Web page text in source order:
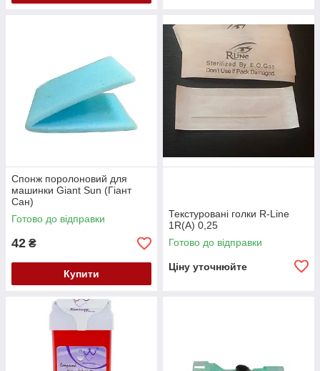
Спонж поролоновий для
машинки Giant Sun (Гіант
Сан)
Готово до відправки
42 ₴
Купити
Текстуровані голки R-Line
1R(А) 0,25
Готово до відправки
Ціну уточнюйте